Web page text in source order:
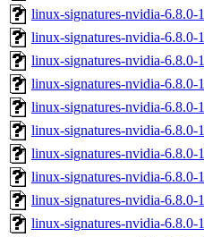
linux-signatures-nvidia-6.8.0-
linux-signatures-nvidia-6.8.0-
linux-signatures-nvidia-6.8.0-
linux-signatures-nvidia-6.8.0-
linux-signatures-nvidia-6.8.0-
linux-signatures-nvidia-6.8.0-
linux-signatures-nvidia-6.8.0-
linux-signatures-nvidia-6.8.0-
linux-signatures-nvidia-6.8.0-
linux-signatures-nvidia-6.8.0-